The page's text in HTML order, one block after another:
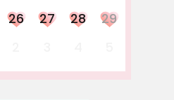
26 27 28
29